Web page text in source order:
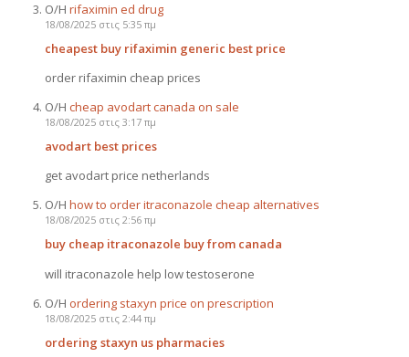
Ο/Η rifaximin ed drug
18/08/2025 στις 5:35 πμ
cheapest buy rifaximin generic best price
order rifaximin cheap prices
Ο/Η cheap avodart canada on sale
18/08/2025 στις 3:17 πμ
avodart best prices
get avodart price netherlands
Ο/Η how to order itraconazole cheap alternatives
18/08/2025 στις 2:56 πμ
buy cheap itraconazole buy from canada
will itraconazole help low testoserone
Ο/Η ordering staxyn price on prescription
18/08/2025 στις 2:44 πμ
ordering staxyn us pharmacies